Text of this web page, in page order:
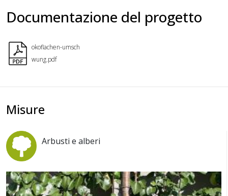
Documentazione del progetto
okoflachen-umsch
wung.pdf
Misure
Arbusti e alberi